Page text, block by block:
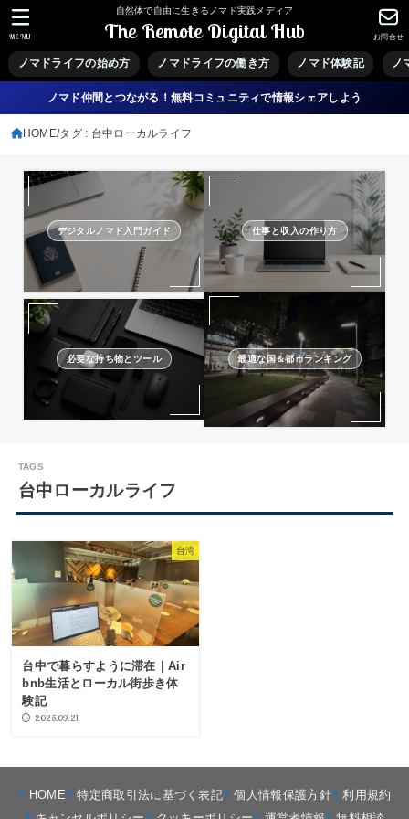
自然体で自由に生きるノマド実践メディア
The Remote Digital Hub
ノマドライフの始め方 ノマドライフの働き方 ノマド体験記 ノ
お問合せ
MENU
ノマド仲間とつながる！無料コミュニティで情報シェアしよう
HOME タグ : 台中ローカルライフ
デジタルノマド入門ガイド 仕事と収入の作り方
必要な持ち物とツール 最適な国＆都市ランキング
台中ローカルライフ
台湾
台中で暮らすように滞在｜Air
bnb生活とローカル街歩き体
験記
2025.09.21
HOME 特定商取引法に基づく表記 個人情報保護方針
利用規約